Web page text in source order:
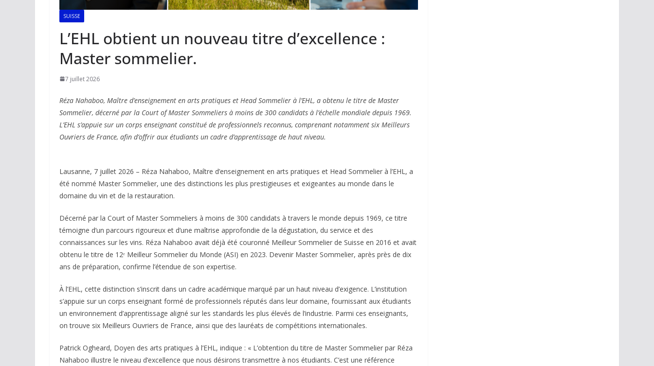
SUISSE
L’EHL obtient un nouveau titre d’excellence :
Master sommelier.
7 juillet 2026
Réza Nahaboo, Maître d’enseignement en arts pratiques et Head Sommelier à l’EHL, a obtenu le titre de Master
Sommelier, décerné par la Court of Master Sommeliers à moins de 300 candidats à l’échelle mondiale depuis 1969.
L’EHL s’appuie sur un corps enseignant constitué de professionnels reconnus, comprenant notamment six Meilleurs
Ouvriers de France, afin d’offrir aux étudiants un cadre d’apprentissage de haut niveau.
Lausanne, 7 juillet 2026 – Réza Nahaboo, Maître d’enseignement en arts pratiques et Head Sommelier à l’EHL, a
été nommé Master Sommelier, une des distinctions les plus prestigieuses et exigeantes au monde dans le
domaine du vin et de la restauration.
Décerné par la Court of Master Sommeliers à moins de 300 candidats à travers le monde depuis 1969, ce titre
témoigne d’un parcours rigoureux et d’une maîtrise approfondie de la dégustation, du service et des
connaissances sur les vins. Réza Nahaboo avait déjà été couronné Meilleur Sommelier de Suisse en 2016 et avait
obtenu le titre de 12ᵉ Meilleur Sommelier du Monde (ASI) en 2023. Devenir Master Sommelier, après près de dix
ans de préparation, confirme l’étendue de son expertise.
À l’EHL, cette distinction s’inscrit dans un cadre académique marqué par un haut niveau d’exigence. L’institution
s’appuie sur un corps enseignant formé de professionnels réputés dans leur domaine, fournissant aux étudiants
un environnement d’apprentissage aligné sur les standards les plus élevés de l’industrie. Parmi ces enseignants,
on trouve six Meilleurs Ouvriers de France, ainsi que des lauréats de compétitions internationales.
Patrick Ogheard, Doyen des arts pratiques à l’EHL, indique : « L’obtention du titre de Master Sommelier par Réza
Nahaboo illustre le niveau d’excellence que nous désirons transmettre à nos étudiants. C’est une référence